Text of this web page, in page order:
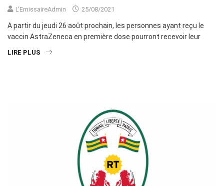
L'EmissaireAdmin 25/08/2021
A partir du jeudi 26 août prochain, les personnes ayant reçu le
vaccin AstraZeneca en première dose pourront recevoir leur
LIRE PLUS